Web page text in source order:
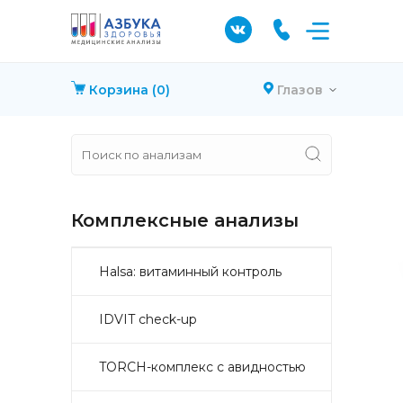
Корзина (0) Глазов
Комплексные анализы
Halsa: витаминный контроль
IDVIT check-up
TORCH-комплекс с авидностью